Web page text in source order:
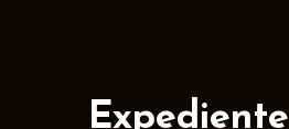
Expediente